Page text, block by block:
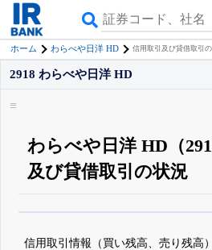
ホーム わらべや日洋 HD 信用取引及び貸借取引
2918 わらべや日洋 HD
わらべや日洋 HD（
及び貸借取引の状況
見られる
無料でβ版をは
信用取引情報（買い残高、売り残高